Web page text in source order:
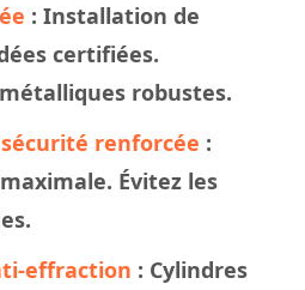
: Installation de
certifiées.
robustes.
renforcée :
Évitez les
effraction : Cylindres